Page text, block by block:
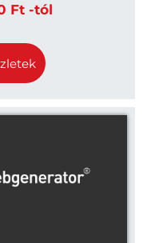
Ft -tól